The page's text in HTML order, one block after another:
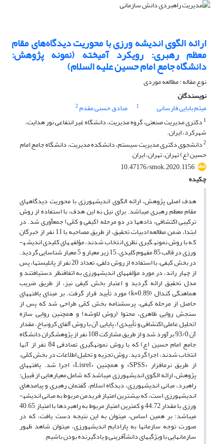
ارائه الگوی اندیشه ورزی با محوریت دیدگاه‌های مقام
معظم رهبری: رویکرد آمیخته (نمونه پژوهش:
دانشگاه جامع امام حسین علیه السلام)
نوع مقاله : مطالعه موردی
نویسندگان
میثم بابایی فارسانی
1 صادق حسنی مقدم2
1 دکتری مدیریت صنعتی، گروه مدیریت، دانشگاه غیر انتفاعی نور هدایت،
شهرکرد، ایران.
2دانشجوی دکتری مدیریت سیستم، دانشکده مدیریت، دانشگاه جامع امام
حسین (ع) تهران، تهران، ایران
10.47176/smok.2020.1156
چکیده
هدف اصلی پژوهش، ارائه الگوی اندیشه­ورزی با محوریت دیدگاه­های
مقام معظم رهبری می­باشد. برای نیل به این هدف، با استفاده از روش
ترکیبی اکتشافی، داده­ها در دو مرحله (کیفی و کمّی) جمع­آوری شد. در
ابتدا، ضمن مطالعه ادبیات تحقیق، از طریق مصاحبه با 11 نفر از خبرگان
که با روش نمونه­گیری نظری انتخاب شدند، مؤلفه­های کلیدی اندیشه­
ورزی در قالب 85 مفهوم کلیدی، 15 زیر معیار و 5 معیار شناسایی گردید.
در بخش کیفی، با استفاده از روش دلفی، تعداد 20 نفر از پانلیست­ها، پس
از چهار راند، در مورد مؤلفه­های اندیشه­ورزی به اتفاق­نظر دست­یافتند و
مدل تحقیق ارائه گردید و اعتبار بخش کیفی نیز، از طریق ضریب
هماهنگی کندال (k=0.89) مورد تأیید قرار گرفت. بر مبنای یافته­های
حاصل از مرحله کیفی، پرسش­نامه بخش کمّی طراحی شد که پس از
سنجش روایی ظاهری، محتوا (روش لاوشه) و همچنین روایی سازه
(تحلیل عاملی اکتشافی و تأییدی)، پایایی آن با روش آلفای کرونباخ، مقدار
آن 93/0 برآورد شد و از طریق مشارکت 108 نفر از پژوهشگران دانشگاه
جامع امام حسین (ع) که با روش نمونه­گیری تصادفی 84 نفر از آن­ها
انتخاب شدند، اجرا گردید. روش تجزیه و تحلیل اطلاعات در بخش کمّی،
از طریق نرم­افزار «SPSS» و همچنین «Lisrel» اجرا شد. یافته­های
پژوهش، ارائه الگوی اندیشه­ورزی می­باشد که شامل معیارهایی از قبیل:
راهبرد، مبانی اندیشه­ورزی، دیدگاه اسلام، گفتمان رهبری و پیامدهای
اندیشه­ورزی است، که بیشترین امتیاز فریدمن مربوط به مبانی اندیشه­
ورزی با مقدار 44.72 و کمترین امتیاز مربوط به راهبرد­ها با امتیاز 40.65
می­باشد؛ بر همین اساس، می­توان به این نتیجه دست یافت، که در
صورت توجه سازمان­ها به پارادایم اندیشه­ورزی، می­توان شاهد ظهور
سازمان­هایی با ویژگی­های دانش­آفرینی و یادگیرنده بودن باشیم.